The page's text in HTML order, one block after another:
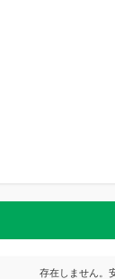
存在しません。